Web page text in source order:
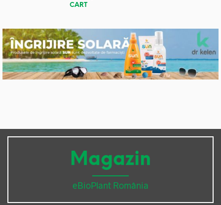
CART
Magazin
eBioPlant România